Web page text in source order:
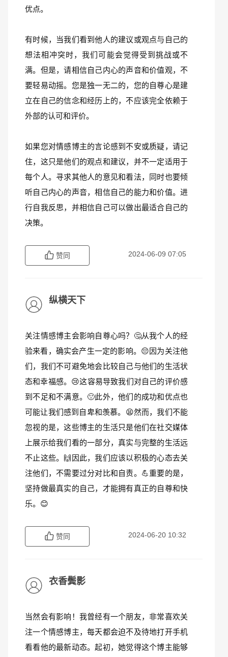
优点。
有时候，当我们看到他人的建议或观点与自己的
想法相冲突时，我们可能会觉得受到挑战或不
满。但是，请相信自己内心的声音和价值观，不
要轻易动摇。您是独一无二的，您的自尊心是建
立在自己的信念和经历上的，不应该完全依赖于
外部的认可和评价。
如果您对情感博主的言论感到不安或质疑，请记
住，这只是他们的观点和建议，并不一定适用于
每个人。寻求其他人的意见和看法，同时也要倾
听自己内心的声音，相信自己的能力和价值。进
行自我反思，并相信自己可以做出最适合自己的
决策。
赞同 2024-06-09 07:05
纵横天下
关注情感博主会影响自尊心吗？🤔从我个人的经
验来看，确实会产生一定的影响。😔因为关注他
们，我们不可避免地会比较自己与他们的生活状
态和幸福感。😢这容易导致我们对自己的评价感
到不足和不满意。🙁此外，他们的成功和优点也
可能让我们感到自卑和羡慕。😫然而，我们不能
忽视的是，这些博主的生活只是他们在社交媒体
上展示给我们看的一部分，真实与完整的生活远
不止这些。🙌因此，我们应该以积极的心态去关
注他们，不需要过分对比和自责。💪重要的是，
坚持做最真实的自己，才能拥有真正的自尊和快
乐。😊
赞同 2024-06-20 10:32
衣香鬓影
当然会有影响！我曾经有一个朋友，非常喜欢关
注一个情感博主，每天都会迫不及待地打开手机
看看他的最新动态。起初，她觉得这个博主能够